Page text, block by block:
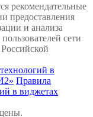
рекомендательные
предоставления
и анализа
сети
в
Правила
в виджетах